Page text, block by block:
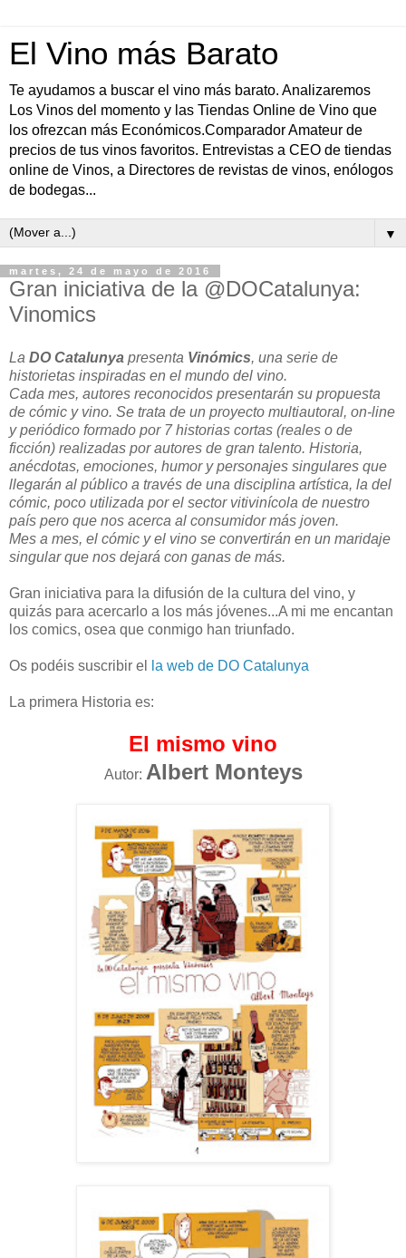
El Vino más Barato
Te ayudamos a buscar el vino más barato. Analizaremos
Los Vinos del momento y las Tiendas Online de Vino que
los ofrezcan más Económicos.Comparador Amateur de
precios de tus vinos favoritos. Entrevistas a CEO de tiendas
online de Vinos, a Directores de revistas de vinos, enólogos
de bodegas...
▼
martes, 24 de mayo de 2016
Gran iniciativa de la @DOCatalunya:
Vinomics
La DO Catalunya presenta Vinómics, una serie de
historietas inspiradas en el mundo del vino.
Cada mes, autores reconocidos presentarán su propuesta
de cómic y vino. Se trata de un proyecto multiautoral, on-line
y periódico formado por 7 historias cortas (reales o de
ficción) realizadas por autores de gran talento. Historia,
anécdotas, emociones, humor y personajes singulares que
llegarán al público a través de una disciplina artística, la del
cómic, poco utilizada por el sector vitivinícola de nuestro
país pero que nos acerca al consumidor más joven.
Mes a mes, el cómic y el vino se convertirán en un maridaje
singular que nos dejará con ganas de más.
Gran iniciativa para la difusión de la cultura del vino, y
quizás para acercarlo a los más jóvenes...A mi me encantan
los comics, osea que conmigo han triunfado.
Os podéis suscribir el la web de DO Catalunya
La primera Historia es:
El mismo vino
Autor: Albert Monteys